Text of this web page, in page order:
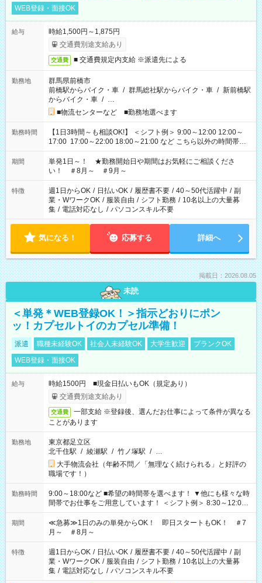
WEB登録・面接OK
給与
時給1,500円～1,875円
交通費別途支給あり
交通費 ■ 交通費規定内支給 ※派遣先による
勤務地
群馬県前橋市
前橋駅からバイク・車 / 群馬総社駅からバイク・車 / 新前橋駅
からバイク・車 / …
■物流センターなど ■勤務地選べます
勤務時間
【1日3時間～も相談OK!】 ＜シフト例＞ 9:00～12:00 12:00～
17:00 17:00～22:00 18:00～21:00 など こちら以外の時間帯も
お気軽にご相談ください！
期間
単発1日～！ ★勤務開始日や期間はお気軽にご相談くださ
い！ ＃8月～ ＃9月～
特徴 週1日からOK / 日払いOK / 履歴書不要 / 40～50代活躍中 / 副
業・WワークOK / 服装自由 / シフト勤務 / 10名以上の大量募
集 / 電話対応なし / パソコンスキル不要
気になる！ 応募する 詳細へ
掲載日：2026.08.05
未読
＜単発＊WEB登録OK！＞指示どおりにポン
ッ！カプセルトイのカプセル準備！
派遣 職種未経験OK 社会人未経験OK 大学生歓迎
ブランクOK
WEB登録・面接OK
給与
時給1500円 ■現金日払いもOK（規定あり）
交通費別途支給あり
交通費
一部支給 ※登録後、選んだお仕事によって条件が異なる
ことがあります
勤務地
東京都足立区
北千住駅 / 綾瀬駅 / 竹ノ塚駅 / …
大手物流会社（年齢不問／「無理なく続けられる」と好評の
職場です！）
勤務時間
9:00～18:00など ■希望の時間帯を選べます！ ▼他にも様々な時
間帯でお仕事をご用意しています！ ＜シフト例＞ 8:30～12:00
17:00～22:00 13:00～22:00 22:00～翌6:00 など
期間
≪急募≫1日のみの単発からOK！ 即日スタートもOK！ ＃7
月～ ＃8月～
特徴 週1日からOK / 日払いOK / 履歴書不要 / 40～50代活躍中 / 副
業・WワークOK / 服装自由 / シフト勤務 / 10名以上の大量募
集 / 電話対応なし / パソコンスキル不要